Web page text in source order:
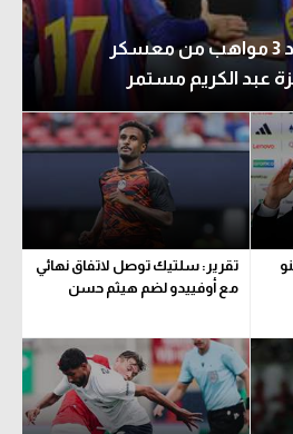
موندو: فليك يستبعد 3 مواهب من معسكر
عبد الكريم مستمر
تقرير: سلتيك توصل لاتفاق نهائي
مع أوفييدو لضم هيثم حسن